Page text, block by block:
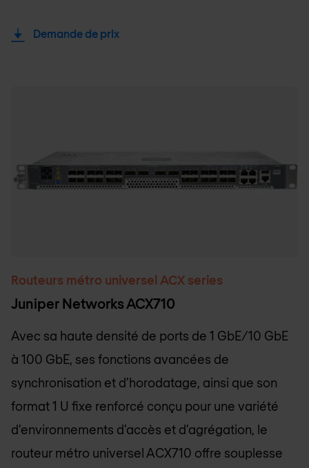
Demande de prix
Routeurs métro universel ACX series
Juniper Networks ACX710
Avec sa haute densité de ports de 1 GbE/10 GbE
à 100 GbE, ses fonctions avancées de
synchronisation et d'horodatage, ainsi que son
format 1 U fixe renforcé conçu pour une variété
d'environnements d'accès et d'agrégation, le
routeur métro universel ACX710 offre souplesse